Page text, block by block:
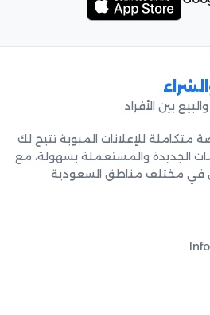
بين الأفراد
متكاملة للإعلانات المبوبة تتيح لك
الجديدة والمستعملة بسهولة، مع
في مختلف مناطق السعودية